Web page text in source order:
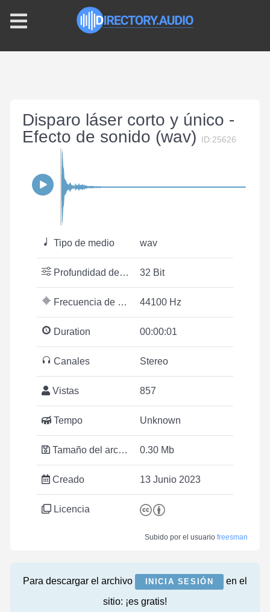
Disparo láser corto y único -
Efecto de sonido (wav)
ID:25626
Tipo de medio wav
Profundidad de bits 32 Bit
Frecuencia de muestreo 44100 Hz
Duration 00:00:01
Canales Stereo
Vistas 857
Tempo Unknown
Tamaño del archivo 0.30 Mb
Creado 13 Junio 2023
Licencia
Subido por el usuario freesman
Para descargar el archivo INICIA SESIÓN
en el
sitio: ¡es gratis!